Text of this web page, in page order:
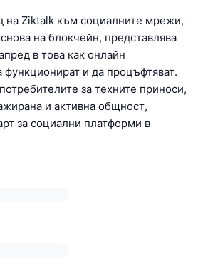
на Ziktalk към социалните мрежи,
на блокчейн, представлява
в това как онлайн
и да процъфтяват.
за техните приноси,
и активна общност,
за социални платформи в